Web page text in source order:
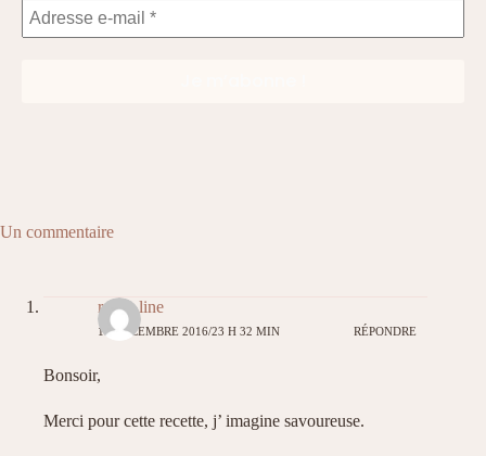
Un commentaire
rosie_line
11 DÉCEMBRE 2016/23 H 32 MIN RÉPONDRE
Bonsoir,
Merci pour cette recette, j’ imagine savoureuse.